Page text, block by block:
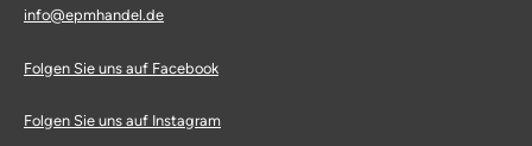
info@epmhandel.de
Folgen Sie uns auf Facebook
Folgen Sie uns auf Instagram